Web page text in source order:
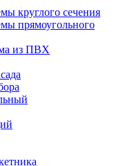
круглого сечения
прямоугольного
из ПВХ